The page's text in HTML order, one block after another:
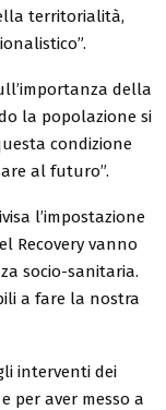
territorialità,
della
la popolazione si
condizione
al futuro”.
l’impostazione
Recovery vanno
socio-sanitaria.
a fare la nostra
interventi dei
per aver messo a